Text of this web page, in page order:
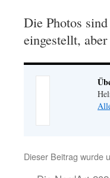
Die Photos
eingestellt,
Dieser Beitrag wurde